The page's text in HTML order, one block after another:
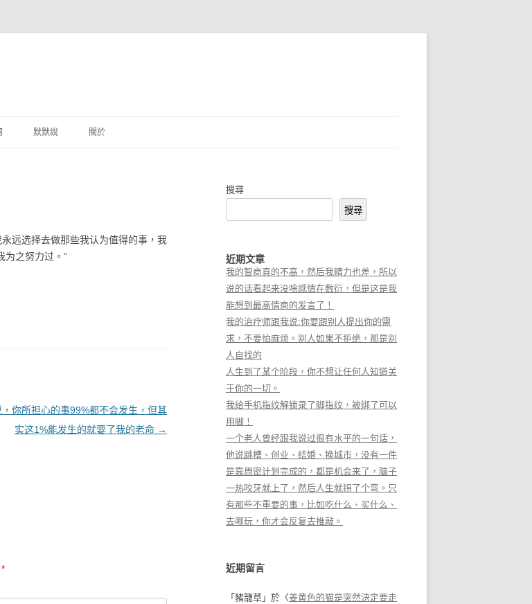
默默說 關於
远选择去做那些我认为值得的事，我
为之努力过。”
你所担心的事99%都不会发生，但其
实这1%能发生的就要了我的老命 →
*
搜尋
搜尋
近期文章
我的智商真的不高，然后我精力也差，所以
说的话看起来没啥感情在敷衍，但是这是我
能想到最高情商的发言了！
我的治疗师跟我说:你要跟别人提出你的需
求，不要怕麻烦。别人如果不拒绝，那是别
人自找的
人生到了某个阶段，你不想让任何人知道关
于你的一切。
我给手机指纹解锁录了脚指纹，被绑了可以
用脚！
一个老人曾经跟我说过很有水平的一句话，
他说跳槽、创业、结婚、换城市，没有一件
是靠周密计划完成的，都是机会来了，脑子
一热咬牙就上了，然后人生就拐了个弯。只
有那些不重要的事，比如吃什么、买什么、
去哪玩，你才会反复去推敲。
近期留言
「 豬籠草 」於〈姜黄色的猫是突然決定要走